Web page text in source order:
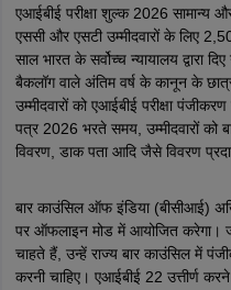
एआईबीई परीक्षा शुल्क 2026 सामान्य
एससी और एसटी उम्मीदवारों के लिए
साल भारत के सर्वोच्च न्यायालय द्वारा
बैकलॉग वाले अंतिम वर्ष के कानून के
उम्मीदवारों को एआईबीई परीक्षा
पत्र 2026 भरते समय, उम्मीदवारों को
विवरण, डाक पता आदि जैसे विवरण
बार काउंसिल ऑफ इंडिया (बीसीआई)
पर ऑफलाइन मोड में आयोजित करेगा।
चाहते हैं, उन्हें राज्य बार काउंसिल में
करनी चाहिए। एआईबीई 22 उत्तीर्ण